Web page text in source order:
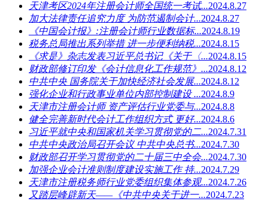
天津考区2024年注册会计师全国统一考试...2024.8.27
加大法律责任追究力度 为防范遏制会计...2024.8.27
《中国会计报》:注册会计师行业数据标...2024.8.19
税务总局推出系列举措 进一步便利纳税...2024.8.15
《求是》杂志发表习近平总书记《关于〈...2024.8.15
财政部修订印发《会计信息化工作规范》...2024.8.12
中共中央 国务院关于加快经济社会发展...2024.8.12
强化企业和行政事业单位内部控制建设 ...2024.8.9
天津市注册会计师 资产评估行业党委与...2024.8.8
健全完善新时代会计工作组织方式 更好...2024.8.6
习近平就中央和国家机关学习贯彻党的二...2024.7.31
中共中央政治局召开会议 中共中央总书...2024.7.30
财政部召开学习贯彻党的二十届三中全会...2024.7.30
加强企业会计准则制度建设实施工作 持...2024.7.29
天津市注册税务师行业党委组织集体参观...2024.7.26
又踏层峰辟新天——《中共中央关于进一...2024.7.23